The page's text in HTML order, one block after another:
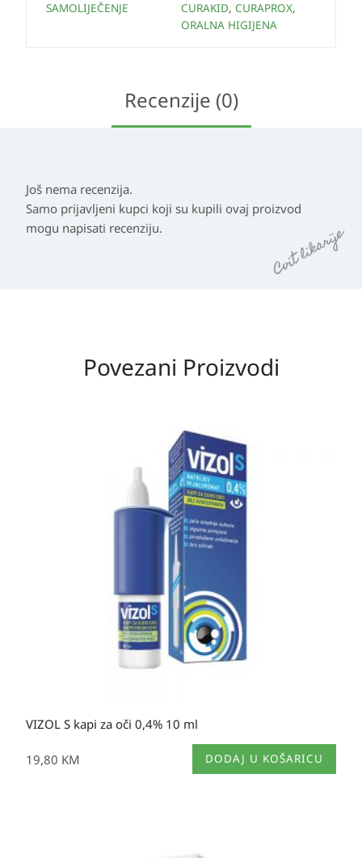
SAMOLIJEČENJE
CURAKID, CURAPROX,
ORALNA HIGIJENA
Recenzije (0)
Još nema recenzija.
Samo prijavljeni kupci koji su kupili ovaj proizvod
mogu napisati recenziju.
Povezani Proizvodi
VIZOL S kapi za oči 0,4% 10 ml
19,80 KM DODAJ U KOŠARICU